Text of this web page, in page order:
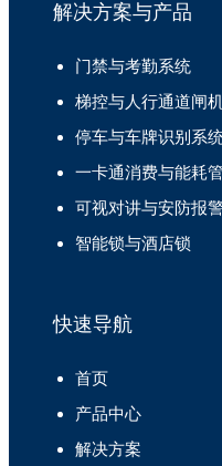
解决方案与产品
门禁与考勤系统
梯控与人行通道闸
停车与车牌识别系
一卡通消费与能耗
可视对讲与安防报
智能锁与酒店锁
快速导航
首页
产品中心
解决方案